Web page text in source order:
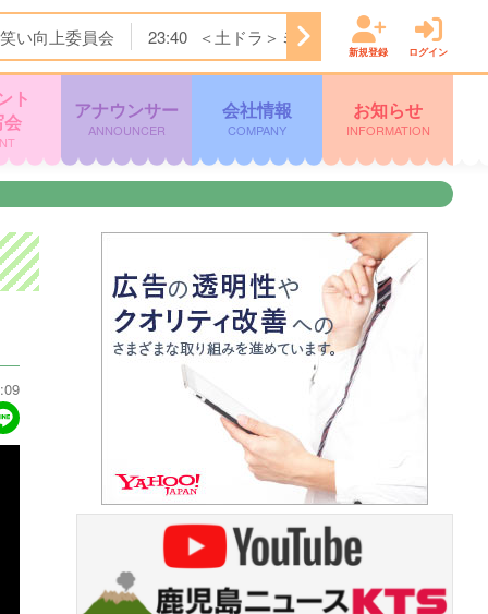
い向上委員会 23:40 ＜土ドラ＞ミッドナイト屋台 Ｓｅａ
新規登録 ログイン
ト
アナウンサー
ANNOUNCER
会社情報
COMPANY
お知らせ
INFORMATION